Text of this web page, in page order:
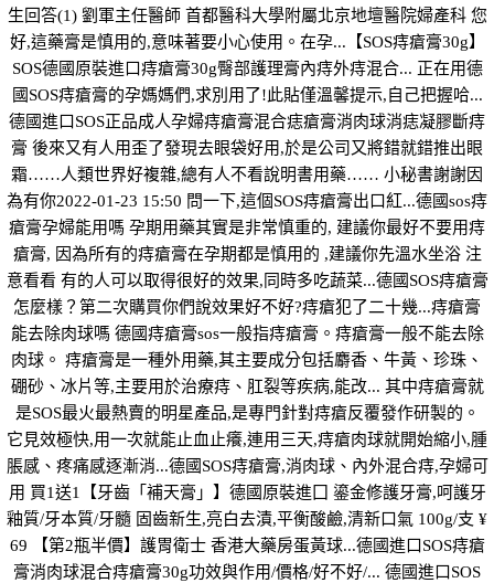
生回答(1) 劉軍主任醫師 首都醫科大學附屬北京地壇醫院婦產科 您
好,這藥膏是慎用的,意味著要小心使用。在孕...【SOS痔瘡膏30g】
SOS德國原裝進口痔瘡膏30g臀部護理膏內痔外痔混合... 正在用德
國SOS痔瘡膏的孕媽媽們,求別用了!此貼僅溫馨提示,自己把握哈...
德國進口SOS正品成人孕婦痔瘡膏混合痣瘡膏消肉球消痣凝膠斷痔
膏 後來又有人用歪了發現去眼袋好用,於是公司又將錯就錯推出眼
霜……人類世界好複雜,總有人不看說明書用藥…… 小秘書謝謝因
為有你2022-01-23 15:50 問一下,這個SOS痔瘡膏出口紅...德國sos痔
瘡膏孕婦能用嗎 孕期用藥其實是非常慎重的, 建議你最好不要用痔
瘡膏, 因為所有的痔瘡膏在孕期都是慎用的 ,建議你先溫水坐浴 注
意看看 有的人可以取得很好的效果,同時多吃蔬菜...德國SOS痔瘡膏
怎麼樣？第二次購買你們說效果好不好?痔瘡犯了二十幾...痔瘡膏
能去除肉球嗎 德國痔瘡膏sos一般指痔瘡膏。痔瘡膏一般不能去除
肉球。 痔瘡膏是一種外用藥,其主要成分包括麝香、牛黃、珍珠、
硼砂、冰片等,主要用於治療痔、肛裂等疾病,能改... 其中痔瘡膏就
是SOS最火最熱賣的明星產品,是專門針對痔瘡反覆發作研製的。
它見效極快,用一次就能止血止癢,連用三天,痔瘡肉球就開始縮小,腫
脹感、疼痛感逐漸消...德國SOS痔瘡膏,消肉球、內外混合痔,孕婦可
用 買1送1【牙齒「補天膏」】德國原裝進囗 鎏金修護牙膏,呵護牙
釉質/牙本質/牙髓 固齒新生,亮白去漬,平衡酸鹼,清新口氣 100g/支 ¥
69 【第2瓶半價】護胃衛士 香港大藥房蛋黃球...德國進口SOS痔瘡
膏消肉球混合痔瘡膏30g功效與作用/價格/好不好/... 德國進口SOS